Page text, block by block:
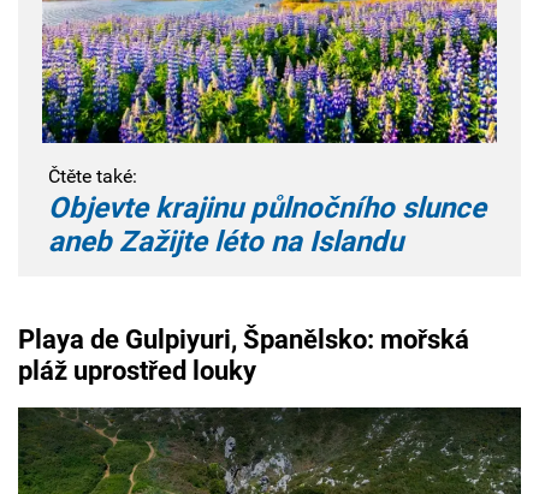
Čtěte také:
Objevte krajinu půlnočního slunce
aneb Zažijte léto na Islandu
Playa de Gulpiyuri, Španělsko: mořská
pláž uprostřed louky